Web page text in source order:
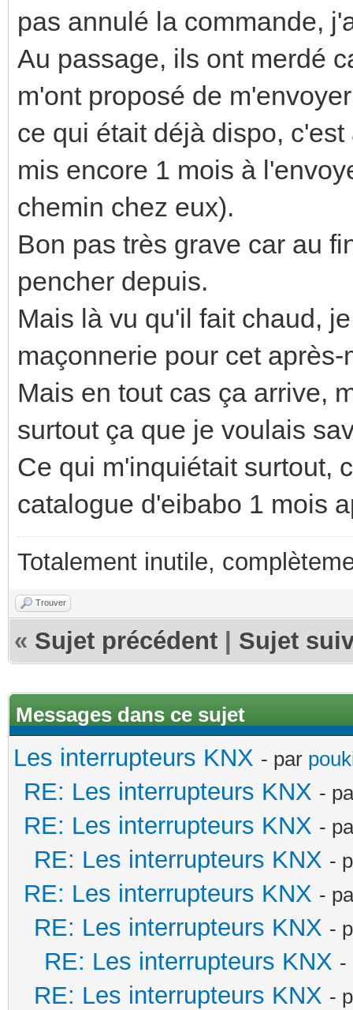
pas annulé la commande,
Au passage, ils ont merdé
m'ont proposé de
ce qui était déjà dispo,
mis encore 1 mois à
chemin chez eux).
Bon pas très grave car au
pencher depuis.
Mais là vu qu'il fait chaud,
maçonnerie pour cet après-
Mais en tout cas ça arrive,
surtout ça que je voulais
Ce qui m'inquiétait surtout,
catalogue d'eibabo 1 mois
Totalement inutile,
Trouver
« Sujet précédent Sujet
Messages dans ce sujet
Les interrupteurs KNX - par
RE: Les interrupteurs KNX -
RE: Les interrupteurs KNX -
RE: Les interrupteurs KNX -
RE: Les interrupteurs KNX -
RE: Les interrupteurs KNX -
RE: Les interrupteurs KNX -
RE: Les interrupteurs KNX -